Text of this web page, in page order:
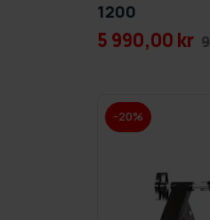
1200
5 990,00 kr
-20%